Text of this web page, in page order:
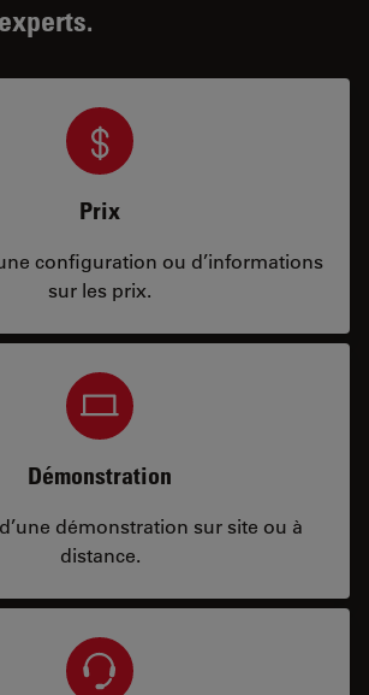
Prix
configuration ou d’informations
sur les prix.
Démonstration
démonstration sur site ou à
distance.